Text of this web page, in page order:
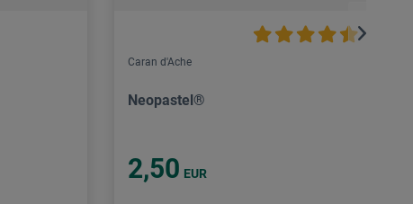
Caran d'Ache
Neopastel®
2,50 EUR